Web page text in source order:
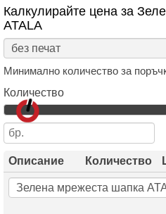
Калкулирайте цена за
ATALA
Минимално количество за
Количество
Описание Количество